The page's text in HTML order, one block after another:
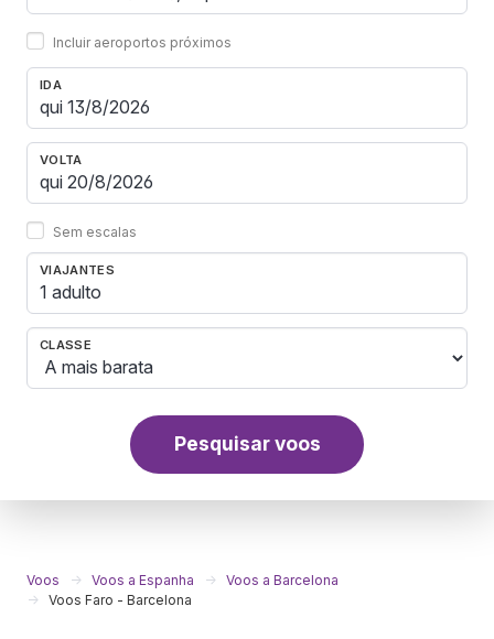
Incluir aeroportos próximos
IDA
VOLTA
Sem escalas
VIAJANTES
1 adulto
CLASSE
Pesquisar voos
Voos Voos a Espanha
Voos a Barcelona
Voos Faro - Barcelona